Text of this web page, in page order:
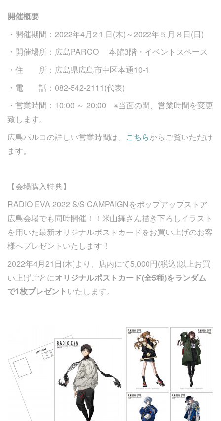
開催概要
・開催期間：2022年4月2１日(木)～2022年５月８日(日)
・開催場所：広島PARCO 本館3階・イベントスペース
・住 所：広島県広島市中区本通10-1
・電 話：082-542-2111(代表)
・営業時間：10:00 ～ 20:00 ※当面の間、営業時間を変更
致します。
広島パルコの詳しい営業時間は、 こちらからご覧いただけ
ます。
【会場購入特典】
RADIO EVA 2022 S/S CAMPAIGNをポップアップストア
広島会場でも同時開催！！米山舞さん描き下ろしイラスト
を用いた最新オリジナルポストカードをお買い上げのお客
様へプレゼントいたします！
2022年4月21日(木)より、店内にて5,000円(税込)以上お買
い上げごとにオリジナルポストカード(全5種)をランダム
で1枚プレゼントいたします。